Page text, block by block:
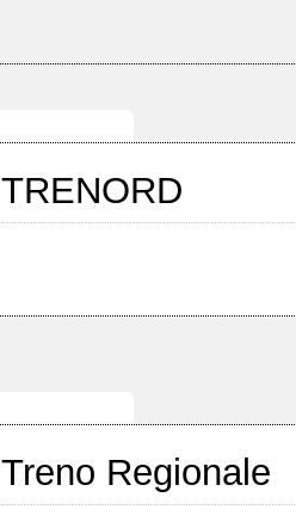
TRENORD
Treno Regionale